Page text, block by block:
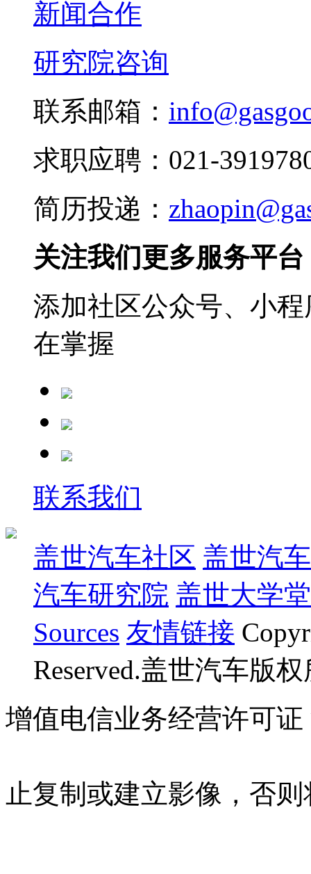
新闻合作
研究院咨询
联系邮箱：
求职应聘：021-
简历投递：
关注我们更多服务平台
添加社区公众号、小
在掌握
联系我们
盖世汽车社区 盖世汽
汽车研究院 盖世大学堂
Sources 友情链接
Reserved.盖世汽车版
增值电信业务经营许可证
止复制或建立影像，否